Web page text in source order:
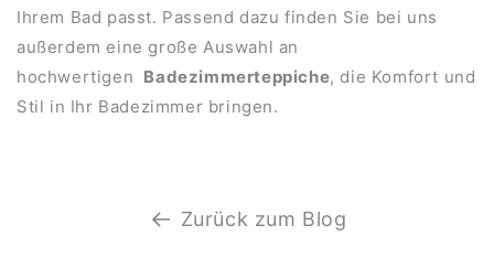
Ihrem Bad passt. Passend dazu finden Sie bei uns
außerdem eine große Auswahl an
hochwertigen Badezimmerteppiche, die Komfort und
Stil in Ihr Badezimmer bringen.
Zurück zum Blog